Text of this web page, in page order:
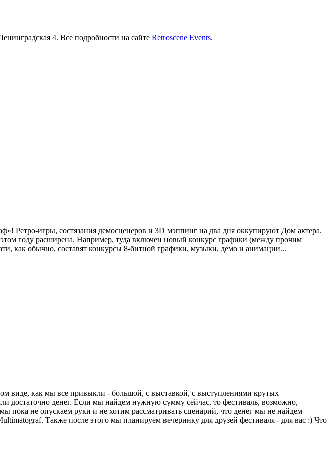
4. Все подробности на сайте Retroscene Events.
Ретро-игры, состязания демосценеров и 3D мэппинг на два дня оккупируют Дом актера.
году расширена. Например, туда включен новый конкурс графики (между прочим
как обычно, составят конкурсы 8-битной графики, музыки, демо и анимации...
виде, как мы все привыкли - большой, с выставкой, с выступлениями крутых
достаточно денег. Если мы найдем нужную сумму сейчас, то фестиваль, возможно,
пока не опускаем руки и не хотим рассматривать сценарий, что денег мы не найдем
Также после этого мы планируем вечеринку для друзей фестиваля - для вас :) Что